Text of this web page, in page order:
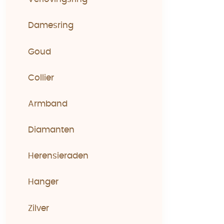
Damesring
Goud
Collier
Armband
Diamanten
Herensieraden
Hanger
Zilver